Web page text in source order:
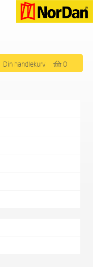
Din handlekurv 0